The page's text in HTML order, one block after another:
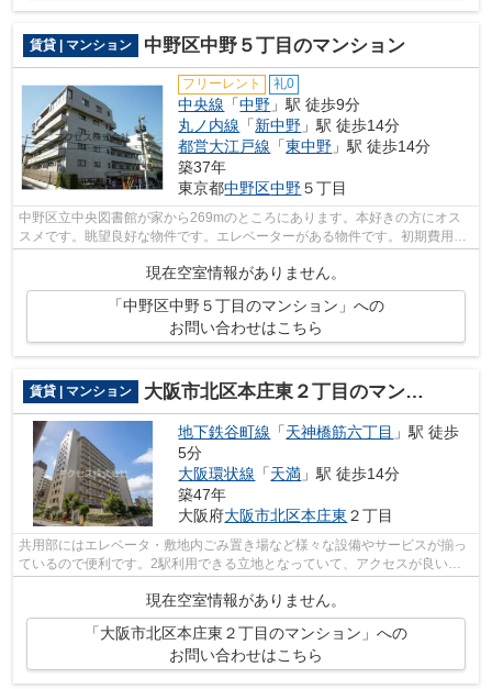
賃貸 | マンション 中野区中野５丁目のマンション
フリーレント 礼0
中央線 「中野 」駅 徒歩9分
丸ノ内線 「新中野 」駅 徒歩14分
都営大江戸線 「東中野 」駅 徒歩14分
築37年
東京都中野区中野５丁目
中野区立中央図書館が家から269mのところにあります。本好きの方にオス
スメです。眺望良好な物件です。エレベーターがある物件です。初期費用は
現在空室情報がありません。
「中野区中野５丁目のマンション」への
お問い合わせはこちら
賃貸 | マンション 大阪市北区本庄東２丁目のマンション
地下鉄谷町線 「天神橋筋六丁目 」駅 徒歩
5分
大阪環状線 「天満 」駅 徒歩14分
築47年
大阪府大阪市北区本庄東 ２丁目
共用部にはエレベータ・敷地内ごみ置き場など様々な設備やサービスが揃っ
ているので便利です。2駅利用できる立地となっていて、アクセスが良いで
現在空室情報がありません。
「大阪市北区本庄東２丁目のマンション」への
お問い合わせはこちら